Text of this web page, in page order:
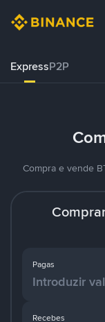
ExpressP2P
Compra e vende
Pagas
Recebes